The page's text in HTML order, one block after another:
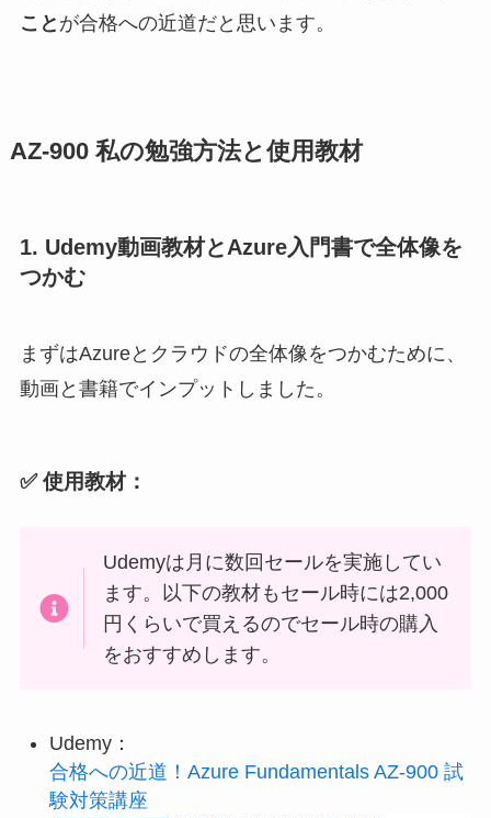
こと が合格への近道だと思います。
AZ-900 私の勉強方法と使用教材
1. Udemy動画教材とAzure入門書で全体像を
つかむ
まずはAzureとクラウドの全体像をつかむために、
動画と書籍でインプットしました。
✅ 使用教材：
Udemyは月に数回セールを実施してい
ます。以下の教材もセール時には2,000
円くらいで買えるのでセール時の購入
をおすすめします。
Udemy：
合格への近道！Azure Fundamentals AZ-900 試
験対策講座